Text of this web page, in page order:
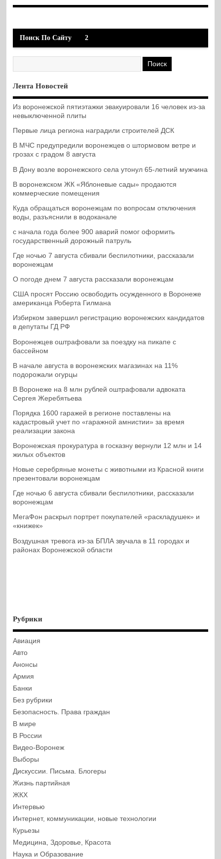
Поиск По Сайту 2
Лента Новостей
Из воронежской пятиэтажки эвакуировали 16 человек из-за
невыключенной плиты
Первые лица региона наградили строителей ДСК
В МЧС предупредили воронежцев о штормовом ветре и
грозах с градом 8 августа
В Дону возле воронежского села утонул 65-летний мужчина
В воронежском ЖК «Яблоневые сады» продаются
коммерческие помещения
Куда обращаться воронежцам по вопросам отключения
воды, разъяснили в водоканале
с начала года более 900 аварий помог оформить
государственный дорожный патруль
Где ночью 7 августа сбивали беспилотники, рассказали
воронежцам
О погоде днем 7 августа рассказали воронежцам
США просят Россию освободить осужденного в Воронеже
американца Роберта Гилмана
Избирком завершил регистрацию воронежских кандидатов
в депутаты ГД РФ
Воронежцев оштрафовали за поездку на пикапе с
бассейном
В начале августа в воронежских магазинах на 11%
подорожали огурцы
В Воронеже на 8 млн рублей оштрафовали адвоката
Сергея Жеребятьева
Порядка 1600 гаражей в регионе поставлены на
кадастровый учет по «гаражной амнистии» за время
реализации закона
Воронежская прокуратура в госказну вернули 12 млн и 14
жилых объектов
Новые серебряные монеты с животными из Красной книги
презентовали воронежцам
Где ночью 6 августа сбивали беспилотники, рассказали
воронежцам
МегаФон раскрыл портрет покупателей «раскладушек» и
«книжек»
Воздушная тревога из-за БПЛА звучала в 11 городах и
районах Воронежской области
Рубрики
Авиация
Авто
Анонсы
Армия
Банки
Без рубрики
Безопасность. Права граждан
В мире
В России
Видео-Воронеж
Выборы
Дискуссии. Письма. Блогеры
Жизнь партийная
ЖКХ
Интервью
Интернет, коммуникации, новые технологии
Курьезы
Медицина, Здоровье, Красота
Наука и Образование